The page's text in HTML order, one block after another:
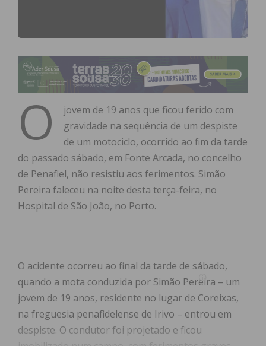
O
jovem de 19 anos que ficou ferido com
gravidade na sequência de um despiste
de um motociclo, ocorrido ao fim da tarde
do passado sábado, em Fonte Arcada, no concelho
de Penafiel, não resistiu aos ferimentos. Simão
Pereira faleceu na noite desta terça-feira, no
Hospital de São João, no Porto.
O acidente ocorreu ao final da tarde de sábado,
quando a mota conduzida por Simão Pereira – um
jovem de 19 anos, residente no lugar de Coreixas,
na freguesia penafidelense de Irivo – entrou em
despiste. O condutor foi projetado e ficou